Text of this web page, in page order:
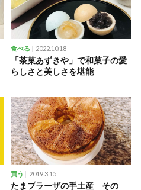
食べる 2022.10.18
「茶菓あずきや」で和菓子の愛
らしさと美しさを堪能
買う 2019.3.15
たまプラーザの手土産 その